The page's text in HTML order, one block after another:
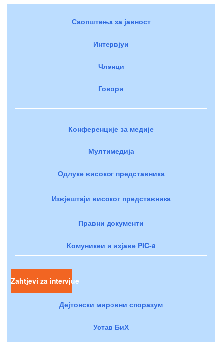
Саопштења за јавност
Интервјуи
Чланци
Говори
Конференције за медије
Мултимедија
Одлуке високог представника
Извјештаји високог представника
Правни документи
Комуникеи и изјаве PIC-a
Zahtjevi za intervjue
Дејтонски мировни споразум
Устав БиХ